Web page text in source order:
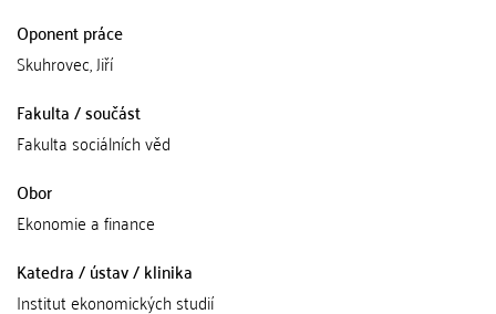
Oponent práce
Skuhrovec, Jiří
Fakulta / součást
Fakulta sociálních věd
Obor
Ekonomie a finance
Katedra / ústav / klinika
Institut ekonomických studií